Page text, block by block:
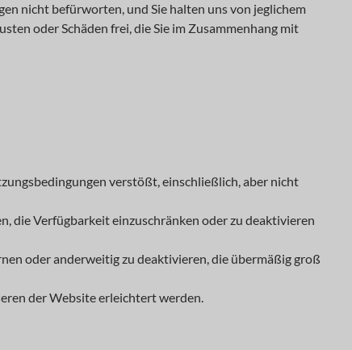
nicht befürworten, und Sie halten uns von jeglichem
oder Schäden frei, die Sie im Zusammenhang mit
verstößt, einschließlich, aber nicht
die Verfügbarkeit einzuschränken oder zu deaktivieren
oder anderweitig zu deaktivieren, die übermäßig groß
der Website erleichtert werden.